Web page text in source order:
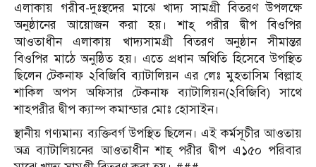
এলাকায় গরীব-দুঃস্থদের মাঝে খাদ্য সামগ্রী বিতরণ উপলক্ষে
অনুষ্ঠানের আয়োজন করা হয়। শাহ্ পরীর দ্বীপ বিওপির
আওতাধীন এলাকায় খাদ্যসামগ্রী বিতরণ অনুষ্ঠান সীমান্তর
বিওপির মাঠে অনুষ্ঠিত হয়। এতে প্রধান অথিতি হিসেবে উপস্থিত
ছিলেন টেকনাফ ২বিজিবি ব্যাটালিয়ন এর লেঃ মুহতাসিম বিল্লাহ
শাকিল অপস অফিসার টেকনাফ ব্যাটালিয়ন(২বিজিবি) সাথে
শাহপরীর দ্বীপ ক্যাম্প কমান্ডার মোঃ হোসাইন।
স্থানীয় গণ্যমান্য ব্যক্তিবর্গ উপস্থিত ছিলেন। এই কর্মসূচীর আওতায়
অত্র ব্যাটালিয়নের আওতাধীন শাহ্ পরীর দ্বীপ এ১৫০ পরিবার